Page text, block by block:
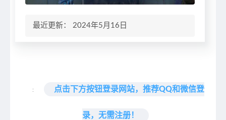
最近更新： 2024年5月16日
: 点击下方按钮登录网站，推荐QQ和微信登
录，无需注册！